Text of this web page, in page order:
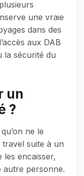
une vraie
dans des
aux DAB
la sécurité du
un
?
ne le
travel suite à un
les encaisser,
autre personne.